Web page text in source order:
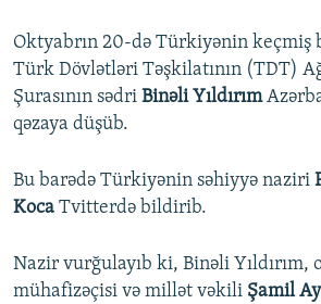
Oktyabrın 20-də Türkiyənin keçmiş
Türk Dövlətləri Təşkilatının (TDT)
Şurasının sədri Binəli Yıldırım
qəzaya düşüb.
Bu barədə Türkiyənin səhiyyə naziri
Koca Tvitterdə bildirib.
Nazir vurğulayıb ki, Binəli Yıldırım,
mühafizəçisi və millət vəkili Şamil